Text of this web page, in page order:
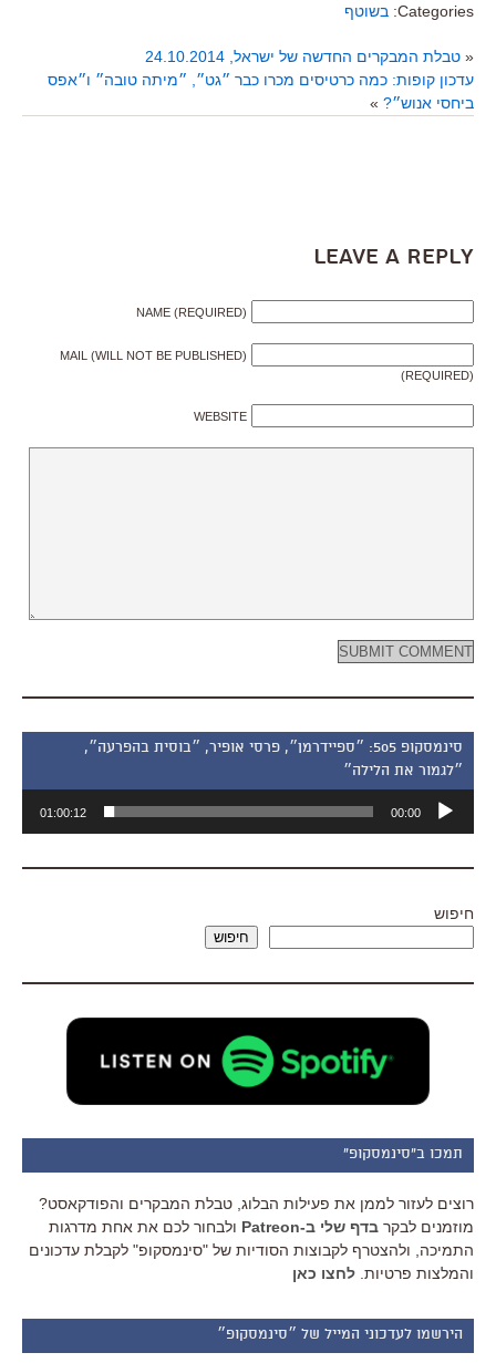
Categories: בשוטף
« טבלת המבקרים החדשה של ישראל, 24.10.2014
עדכון קופות: כמה כרטיסים מכרו כבר ״גט״, ״מיתה טובה״ ו״אפס
ביחסי אנוש״? »
Leave a Reply
NAME (REQUIRED)
MAIL (WILL NOT BE PUBLISHED)
(REQUIRED)
WEBSITE
סינמסקופ 505: ״ספיידרמן״, פרסי אופיר, ״בוסית בהפרעה״,
״לגמור את הלילה״
אודיו
00:00
01:00:12
חיפוש
חיפוש
תמכו ב"סינמסקופ"
רוצים לעזור לממן את פעילות הבלוג, טבלת המבקרים והפודקאסט?
מוזמנים לבקר בדף שלי ב-Patreon
ולבחור לכם את אחת מדרגות
התמיכה, ולהצטרף לקבוצות הסודיות של "סינמסקופ" לקבלת עדכונים
והמלצות פרטיות. לחצו כאן
הירשמו לעדכוני המייל של ״סינמסקופ״